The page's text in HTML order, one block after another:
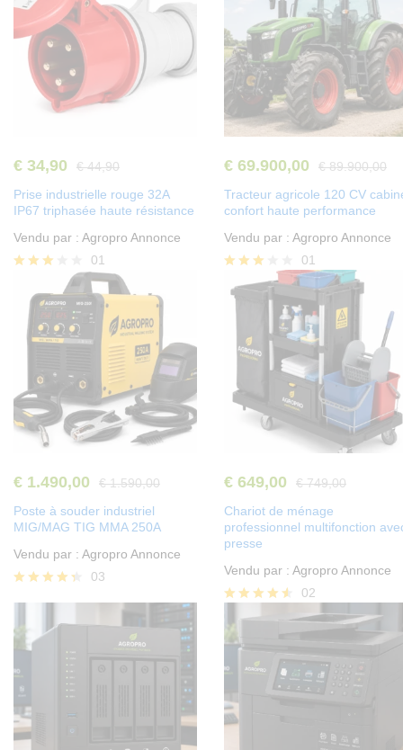
€ 34,90 €44,90
Prise industrielle rouge 32A
IP67 triphasée haute résistance
Vendu par : Agropro Annonce
3.00
sur 5
01
€ 69.900,00 €89.900,00
Tracteur agricole 120 CV
confort haute performance
Vendu par : Agropro Annonce
Note
3.00
01
€ 1.490,00 €1.590,00
Poste à souder industriel
MIG/MAG TIG MMA 250A
Vendu par : Agropro Annonce
sur 5
03
€ 649,00 €749,00
Chariot de ménage
professionnel multifonction
presse
Vendu par : Agropro Annonce
4.50
sur 5
02